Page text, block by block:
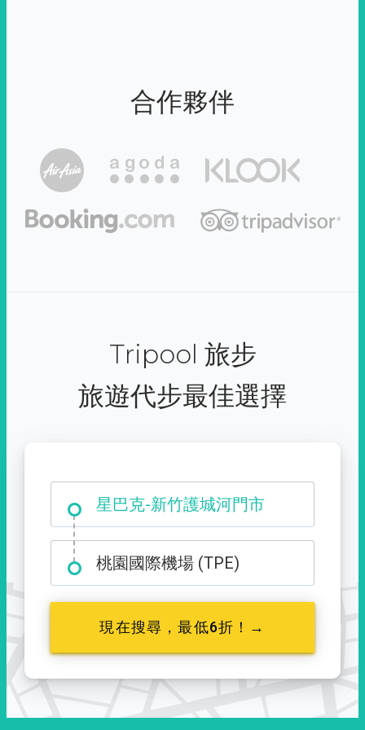
合作夥伴
Tripool 旅步
旅遊代步最佳選擇
星巴克-新竹護城河門市
大霸尖山登山口
桃園國際機場 (TPE)
現在搜尋，最低6折！→